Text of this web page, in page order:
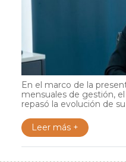
En el marco de la
mensuales de gestión,
repasó la evolución de
Leer más +